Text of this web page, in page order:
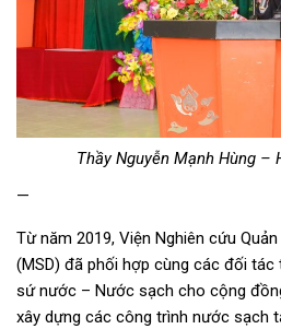
Thầy Nguyễn Mạnh Hùng –
—
Từ năm 2019, Viện Nghiên cứu
(MSD) đã phối hợp cùng các đối
sứ nước – Nước sạch cho cộng
xây dựng các công trình nước sạch